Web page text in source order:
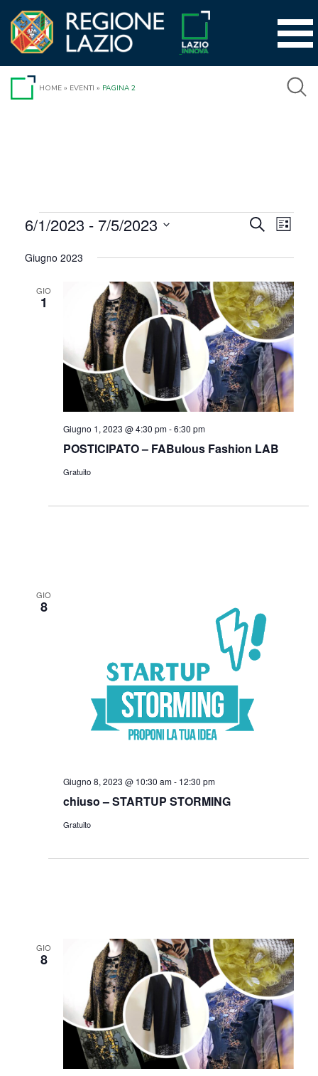
contenuto
HOME » EVENTI » PAGINA 2
Eventi
Eventi
Ricerca
e
viste
Cerca Lista
6/1/2023 - 7/5/2023
la
Giugno 2023
GIO
1
POSTICIPATO – FABulous Fashion LAB
Giugno 1, 2023 @ 4:30 pm-6:30 pm
Gratuito
GIO
8
chiuso – STARTUP STORMING
Giugno 8, 2023 @ 10:30 am- 12:30 pm
Gratuito
GIO
8